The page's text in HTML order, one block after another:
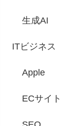
生成AI
ITビジネス
Apple
ECサイト